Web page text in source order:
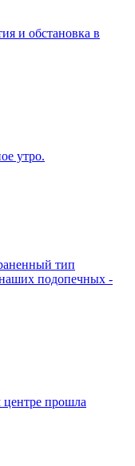
и обстановка в
утро.
тип
подопечных -
прошла